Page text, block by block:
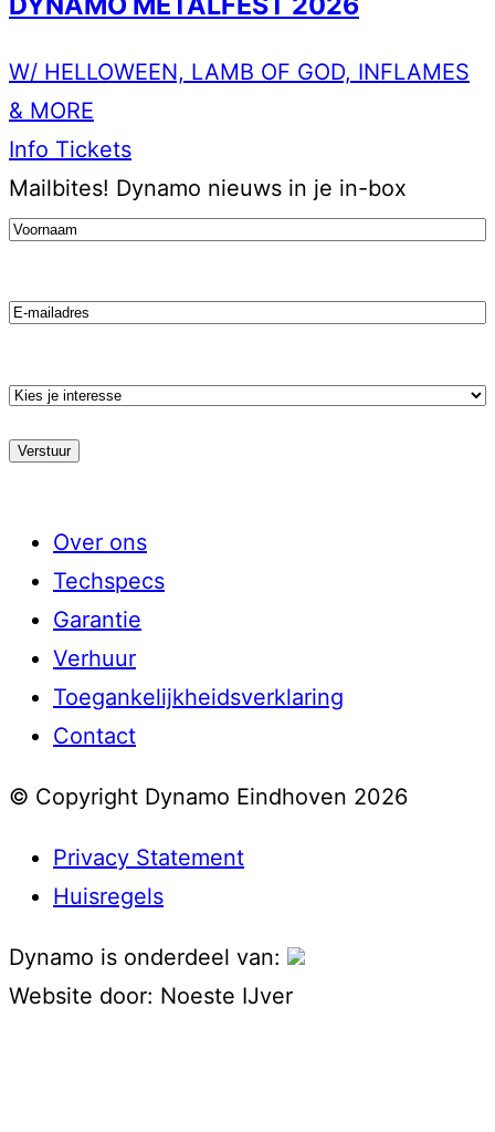
W/ HELLOWEEN, LAMB OF GOD, INFLAMES
& MORE
Info Tickets
Mailbites! Dynamo nieuws in je in-box
Voornaam(Vereist)
Email
Kies
stroming
Over ons
Techspecs
Garantie
Verhuur
Toegankelijkheidsverklaring
Contact
© Copyright Dynamo Eindhoven 2026
Privacy Statement
Huisregels
Dynamo is onderdeel van:
Website door: Noeste IJver